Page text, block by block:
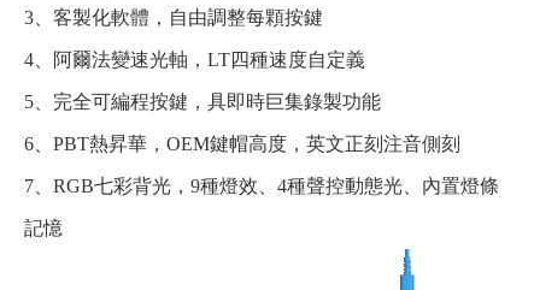
3、客製化軟體，自由調整每顆按鍵
4、阿爾法變速光軸，LT四種速度自定義
5、完全可編程按鍵，具即時巨集錄製功能
6、PBT熱昇華，OEM鍵帽高度，英文正刻注音側刻
7、RGB七彩背光，9種燈效、4種聲控動態光、內置燈條
記憶